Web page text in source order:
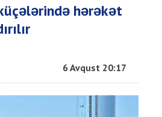
hərəkət
6 Avqust 20:17